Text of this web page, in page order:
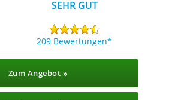
SEHR GUT
209 Bewertungen
Zum Angebot »